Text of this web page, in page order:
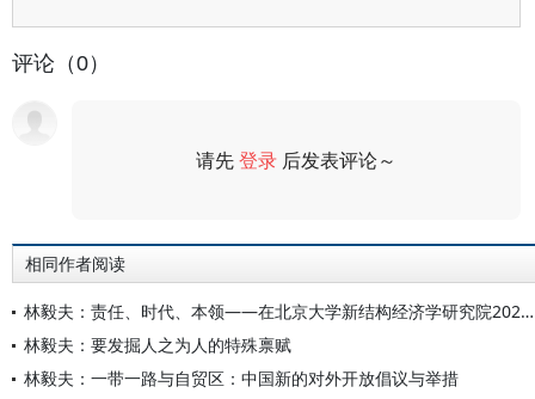
评论（0）
请先登录 后发表评论～
相同作者阅读
林毅夫：责任、时代、本领——在北京大学新结构经济学研究院2026届毕业典礼上的讲话
林毅夫：要发掘人之为人的特殊禀赋
林毅夫：一带一路与自贸区：中国新的对外开放倡议与举措